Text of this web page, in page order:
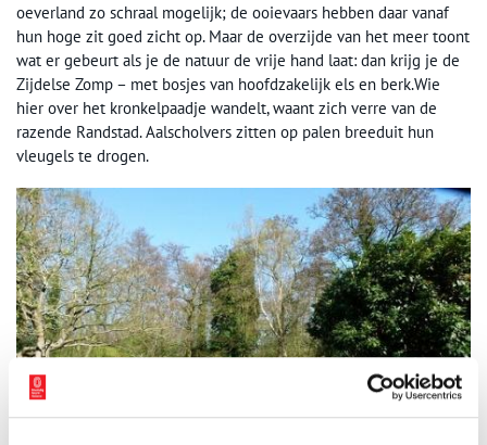
oeverland zo schraal mogelijk; de ooievaars hebben daar vanaf
hun hoge zit goed zicht op. Maar de overzijde van het meer toont
wat er gebeurt als je de natuur de vrije hand laat: dan krijg je de
Zijdelse Zomp – met bosjes van hoofdzakelijk els en berk.Wie
hier over het kronkelpaadje wandelt, waant zich verre van de
razende Randstad. Aalscholvers zitten op palen breeduit hun
vleugels te drogen.